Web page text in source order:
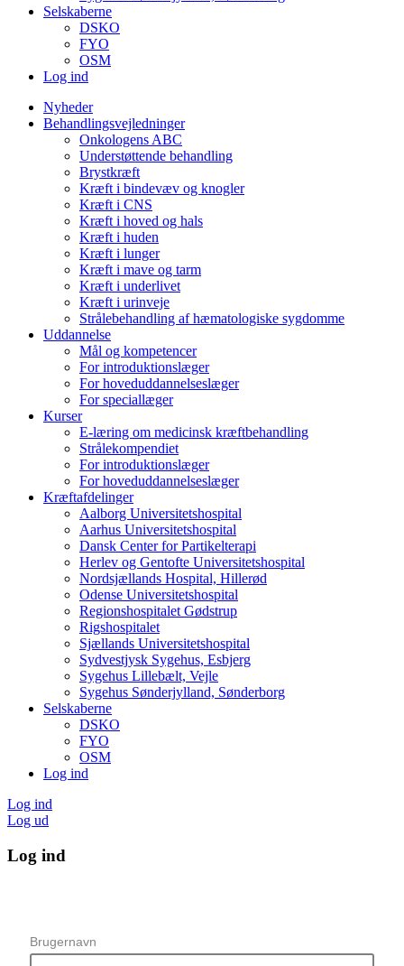
Selskaberne
DSKO
FYO
OSM
Log ind
Nyheder
Behandlingsvejledninger
Onkologens ABC
Understøttende behandling
Brystkræft
Kræft i bindevæv og knogler
Kræft i CNS
Kræft i hoved og hals
Kræft i huden
Kræft i lunger
Kræft i mave og tarm
Kræft i underlivet
Kræft i urinveje
Strålebehandling af hæmatologiske sygdomme
Uddannelse
Mål og kompetencer
For introduktionslæger
For hoveduddannelseslæger
For speciallæger
Kurser
E-læring om medicinsk kræftbehandling
Strålekompendiet
For introduktionslæger
For hoveduddannelseslæger
Kræftafdelinger
Aalborg Universitetshospital
Aarhus Universitetshospital
Dansk Center for Partikelterapi
Herlev og Gentofte Universitetshospital
Nordsjællands Hospital, Hillerød
Odense Universitetshospital
Regionshospitalet Gødstrup
Rigshospitalet
Sjællands Universitetshospital
Sydvestjysk Sygehus, Esbjerg
Sygehus Lillebælt, Vejle
Sygehus Sønderjylland, Sønderborg
Selskaberne
DSKO
FYO
OSM
Log ind
Log ind
Log ud
Log ind
Brugernavn